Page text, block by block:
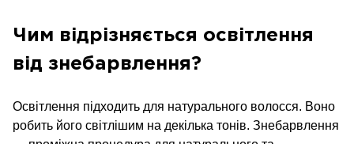
Чим відрізняється освітлення
від знебарвлення?
Освітлення підходить для натурального волосся. Воно
робить його світлішим на декілька тонів. Знебарвлення